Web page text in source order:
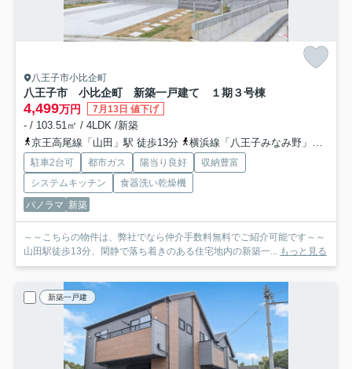
八王子市小比企町
八王子市 小比企町 新築一戸建て １期 ３号棟
4,499万円 7月13日 値下げ
- / 103.51㎡ / 4LDK /新築
京王高尾線「山田」駅 徒歩13分
横浜線「八王子みなみ野」駅 徒歩26分
駐車2台可 都市ガス 陽当り良好
収納豊富
システムキッチン
食器洗い乾燥機
パノラマ 新築
～～こちらの物件は、弊社でなら仲介手数料無料でご紹介可能です～～
山田駅徒歩13分、閑静で落ち着きのある住宅地内の新築一... もっと見る
新築一戸建